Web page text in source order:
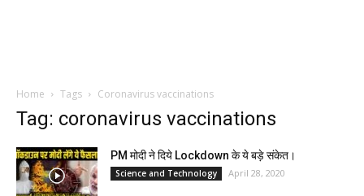
Home Tags Coronavirus vaccinations
Tag: coronavirus vaccinations
PM मोदी ने दिये Lockdown के ये बड़े संकेत।
Science and Technology April 28, 2020